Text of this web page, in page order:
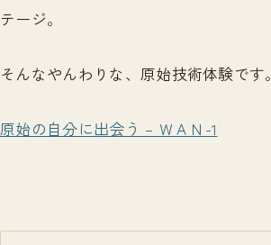
テージ。
そんなやんわりな、原始技術体験です。
原始の自分に出会う – ＷＡＮ-1